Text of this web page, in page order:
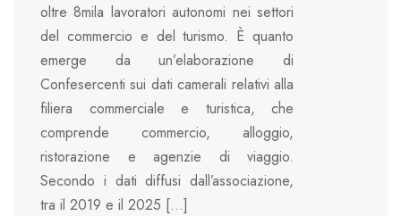
oltre 8mila lavoratori autonomi nei settori
del commercio e del turismo. È quanto
emerge da un’elaborazione di
Confesercenti sui dati camerali relativi alla
filiera commerciale e turistica, che
comprende commercio, alloggio,
ristorazione e agenzie di viaggio.
Secondo i dati diffusi dall’associazione,
tra il 2019 e il 2025 […]